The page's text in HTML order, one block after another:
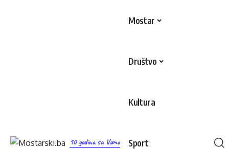
10 godina sa Vama
Mostar
Društvo
Kultura
Sport